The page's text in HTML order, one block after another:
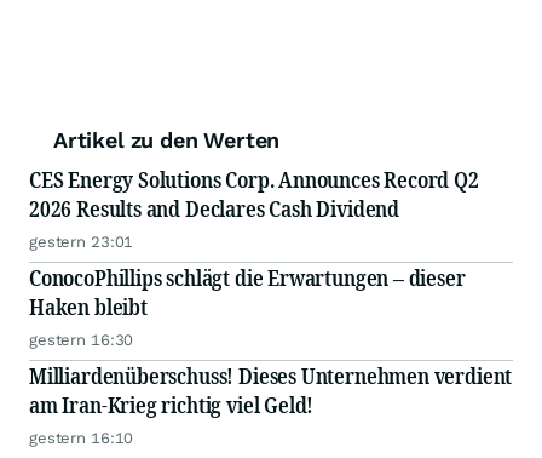
Artikel zu den Werten
CES Energy Solutions Corp. Announces Record Q2
2026 Results and Declares Cash Dividend
gestern 23:01
ConocoPhillips schlägt die Erwartungen – dieser
Haken bleibt
gestern 16:30
Milliardenüberschuss! Dieses Unternehmen verdient
am Iran-Krieg richtig viel Geld!
gestern 16:10